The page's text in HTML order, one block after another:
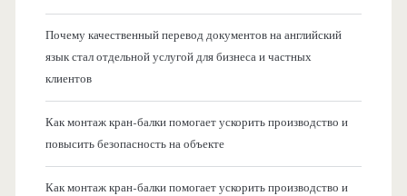
Почему качественный перевод документов на английский
язык стал отдельной услугой для бизнеса и частных
клиентов
Как монтаж кран-балки помогает ускорить производство и
повысить безопасность на объекте
Как монтаж кран-балки помогает ускорить производство и